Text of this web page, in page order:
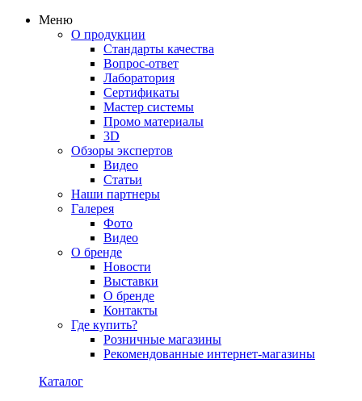
Меню
О продукции
Стандарты качества
Вопрос-ответ
Лаборатория
Сертификаты
Мастер системы
Промо материалы
3D
Обзоры экспертов
Видео
Статьи
Наши партнеры
Галерея
Фото
Видео
О бренде
Новости
Выставки
О бренде
Контакты
Где купить?
Розничные магазины
Рекомендованные интернет-магазины
Каталог